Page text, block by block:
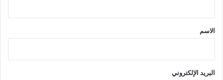
*
الاسم
البريد الإلكتروني